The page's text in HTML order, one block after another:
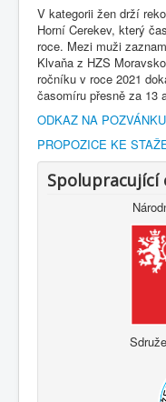
V kategorii žen drží
Horní Cerekev, který
roce. Mezi muži
Klvaňa z HZS
ročníku v roce 2021
časomíru přesně za 13
ODKAZ NA POZVÁNKU
PROPOZICE KE
Spolupracující